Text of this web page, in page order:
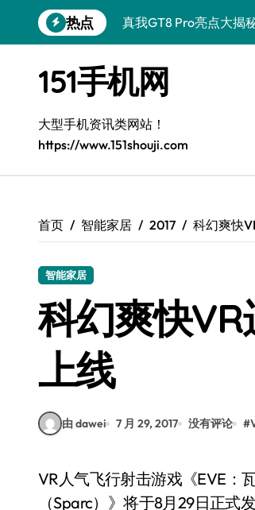
到
热点
真我GT8 Pro亮点大揭
OPPO Find X9 Pro深
vivo S50 Pro mini来袭
REDMI K90深度揭秘：
三星W26资讯速递：
三星Galaxy Z Fold7：
荣耀WIN资讯秒达，手
151手机网
大型手机资讯类网站！
https://www.151shouji.com
首页 智能家居 2017 科幻爽快
智能家居
科幻爽快
上线
由 dawei 7 月 29, 2017 没有评论 #
VR人气飞行射击游戏《EVE：瓦尔基里》的开发商CCP Games旗下的VR体育动作新作《斯巴克
（Sparc）》将于8月29日正式发